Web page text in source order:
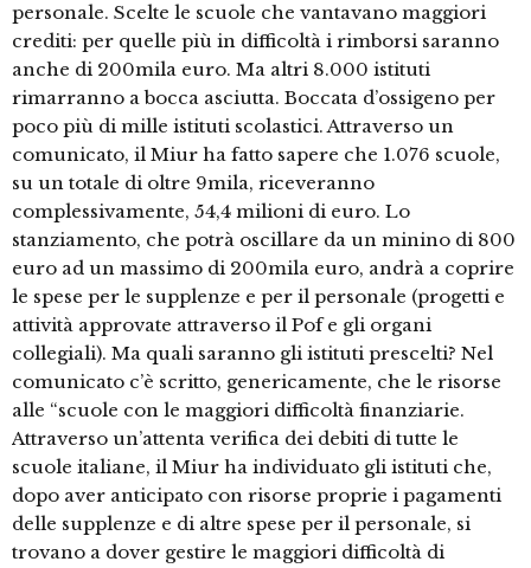
personale. Scelte le scuole che vantavano maggiori
crediti: per quelle più in difficoltà i rimborsi saranno
anche di 200mila euro. Ma altri 8.000 istituti
rimarranno a bocca asciutta. Boccata d’ossigeno per
poco più di mille istituti scolastici. Attraverso un
comunicato, il Miur ha fatto sapere che 1.076 scuole,
su un totale di oltre 9mila, riceveranno
complessivamente, 54,4 milioni di euro. Lo
stanziamento, che potrà oscillare da un minino di 800
euro ad un massimo di 200mila euro, andrà a coprire
le spese per le supplenze e per il personale (progetti e
attività approvate attraverso il Pof e gli organi
collegiali). Ma quali saranno gli istituti prescelti? Nel
comunicato c’è scritto, genericamente, che le risorse
alle “scuole con le maggiori difficoltà finanziarie.
Attraverso un’attenta verifica dei debiti di tutte le
scuole italiane, il Miur ha individuato gli istituti che,
dopo aver anticipato con risorse proprie i pagamenti
delle supplenze e di altre spese per il personale, si
trovano a dover gestire le maggiori difficoltà di